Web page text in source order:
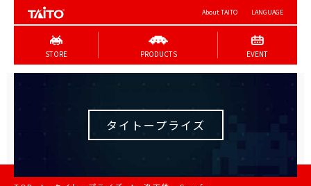
About TAITO LANGUAGE
STORE PRODUCTS EVENT
タイトープライズ